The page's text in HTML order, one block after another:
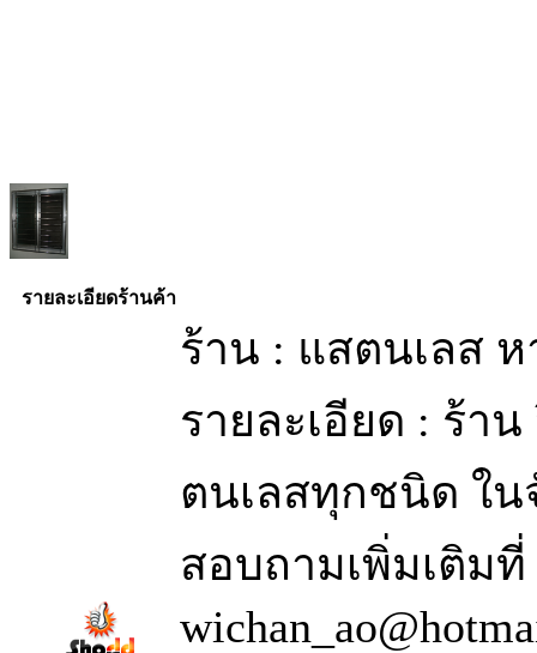
รายละเอียดร้านค้า
ร้าน : แสตนเลส
รายละเอียด : ร้า
ตนเลสทุกชนิด ใน
สอบถามเพิ่มเติมที่